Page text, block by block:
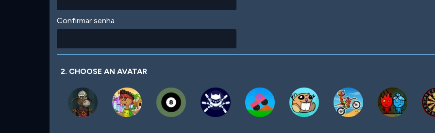
Confirmar senha
2. CHOOSE AN AVATAR